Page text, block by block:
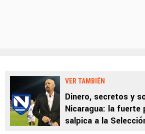
VER TAMBIÉN
Dinero, secretos y
Nicaragua: la fuerte
salpica a la